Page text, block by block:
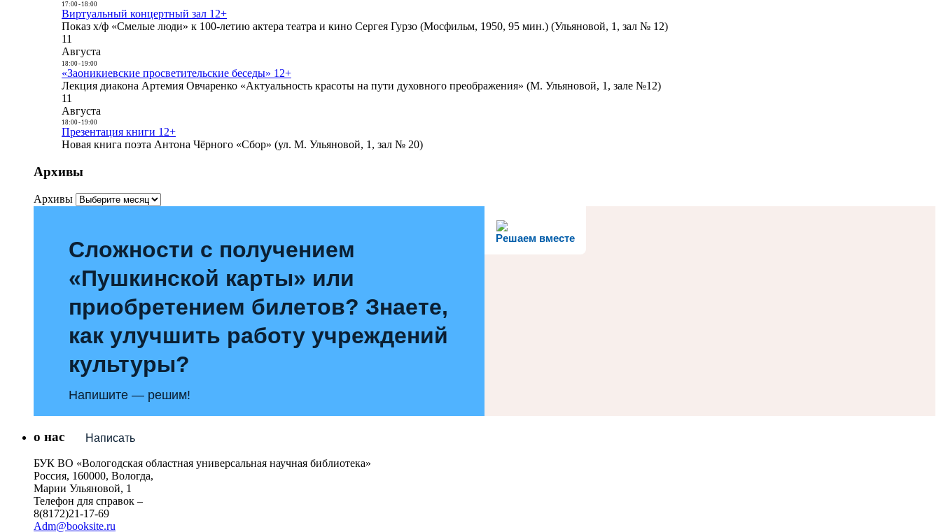
17:00- 18:00
Виртуальный концертный зал 12+
Показ х/ф «Смелые люди» к 100-летию актера театра и кино Сергея Гурзо (Мосфильм, 1950, 95 мин.) (Ульяновой, 1, зал № 12)
11
Августа
18:00- 19:00
«Заоникиевские просветительские беседы» 12+
Лекция диакона Артемия Овчаренко «Актуальность красоты на пути духовного преображения» (М. Ульяновой, 1, зале №12)
11
Августа
18:00- 19:00
Презентация книги 12+
Новая книга поэта Антона Чёрного «Сбор» (ул. М. Ульяновой, 1, зал № 20)
Архивы
Архивы
Решаем вместе
Сложности с получением
«Пушкинской карты» или
приобретением билетов? Знаете,
как улучшить работу учреждений
культуры?
Напишите — решим!
Написать
о нас
БУК ВО «Вологодская областная универсальная научная библиотека»
Россия, 160000, Вологда,
Марии Ульяновой, 1
Телефон для справок –
8(8172)21-17-69
Adm@booksite.ru